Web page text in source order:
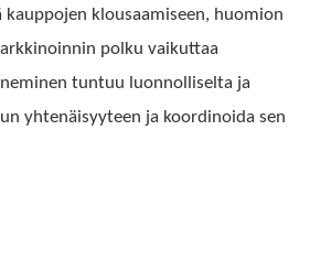
klousaamiseen, huomion
polku vaikuttaa
tuntuu luonnolliselta ja
yhtenäisyyteen ja koordinoida sen